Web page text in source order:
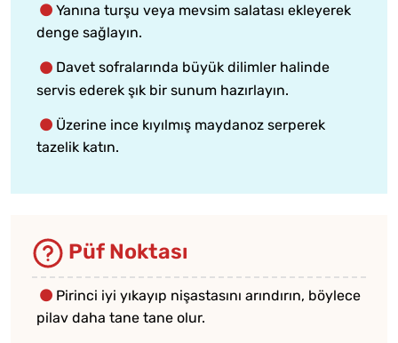
Yanına turşu veya mevsim salatası ekleyerek
denge sağlayın.
Davet sofralarında büyük dilimler halinde
servis ederek şık bir sunum hazırlayın.
Üzerine ince kıyılmış maydanoz serperek
tazelik katın.
Püf Noktası
Pirinci iyi yıkayıp nişastasını arındırın, böylece
pilav daha tane tane olur.